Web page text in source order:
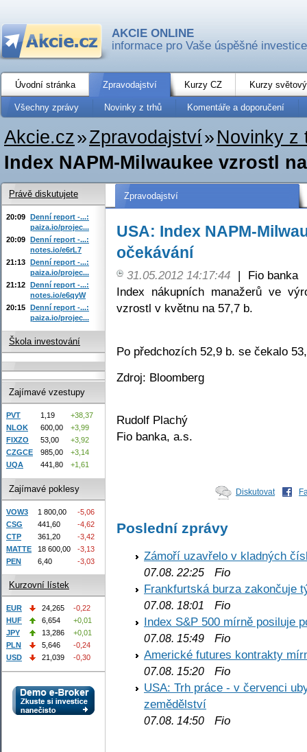
AKCIE ONLINE
informace pro Vaše úspěšné investice
Úvodní stránka Zpravodajství Kurzy CZ Kurzy
Všechny zprávy Novinky z trhů Komentáře a doporučení
Akcie.cz»Zpravodajství» Novinky z
Index NAPM-Milwaukee vzrostl
Zpravodajství
USA: Index NAPM-
očekávání
31.05.2012 14:17:44 |
Fio banka
Index nákupních manažerů ve
vzrostl v květnu na 57,7 b.
Po předchozích 52,9 b. se čekalo
Zdroj: Bloomberg
Rudolf Plachý
Fio banka, a.s.
Diskutovat
Poslední zprávy
Zámoří uzavřelo v kladných
07.08. 22:25 Fio
Frankfurtská burza zakončuje
07.08. 18:01
Fio
Index S&P 500 mírně posiluje
07.08. 15:49 Fio
Americké futures kontrakty
07.08. 15:20 Fio
USA: Trh práce - v červenci
zemědělství
07.08. 14:50 Fio
Právě diskutujete
20:09 Denní report -...:
paiza.io/projec...
20:09 Denní report -...:
notes.io/e6rL7
21:13 Denní report -...:
paiza.io/projec...
21:12 Denní report -...:
notes.io/e6qyW
20:15 Denní report -...:
paiza.io/projec...
Škola investování
Zajímavé vzestupy
PVT 1,19
+38,37
NLOK
600,00
+3,99
FIXZO
53,00
+3,92
CZGCE
985,00
+3,14
UQA
441,80 +1,61
Zajímavé poklesy
VOW3 1 800,00
-5,06
CSG
441,60
-4,62
CTP
361,20
-3,42
MATTE
18 600,00
-3,13
PEN
6,40 -3,03
Kurzovní lístek
EUR 24,265
-0,22
HUF
6,654
+0,01
JPY
13,286
+0,01
PLN
5,646
-0,24
USD
21,039 -0,30